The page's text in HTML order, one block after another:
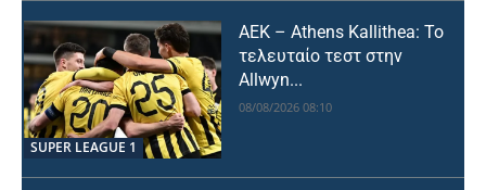
SUPER LEAGUE 1
ΑΕΚ – Athens Kallithea: Το
τελευταίο τεστ στην
Allwyn...
08/08/2026 08:10